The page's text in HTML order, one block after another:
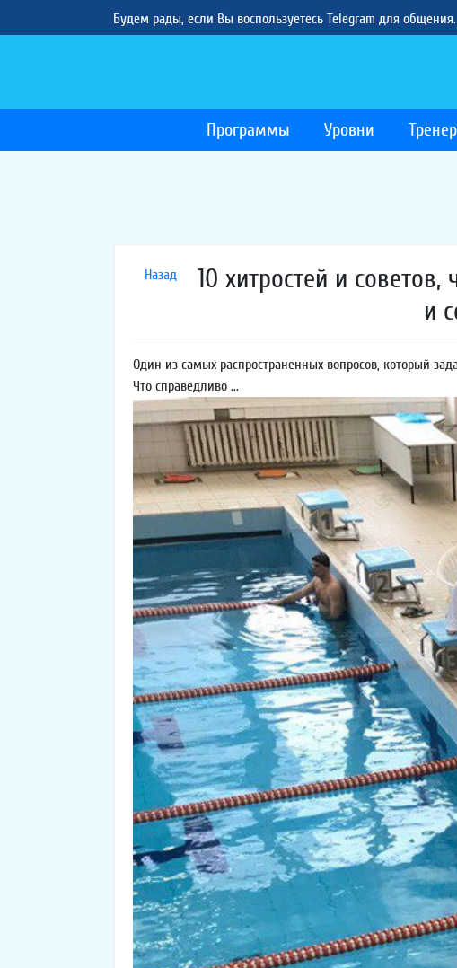
Будем рады, если Вы воспользуетесь Telegram для общения.
Программы Уровни
Назад
10 хитростей и
и
Один из самых распространенных вопросов, который
Что справедливо ...